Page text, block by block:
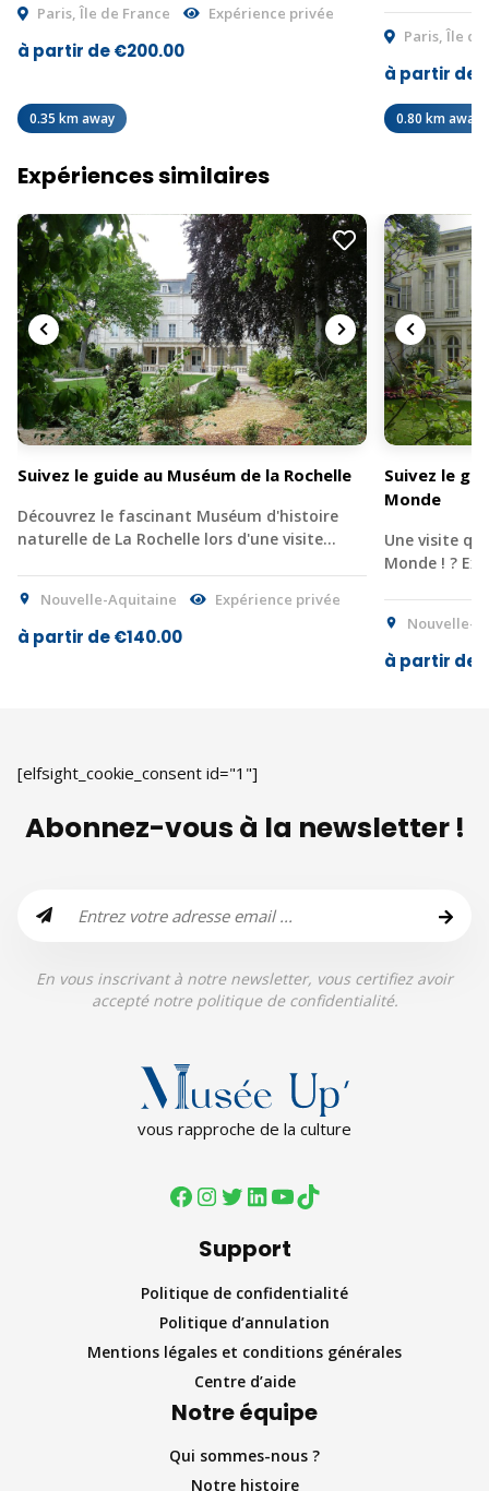
Paris, Île de France Expérience privée
à partir de €200.00
0.35 km away
Paris, Île
à partir de
0.80 km away
Expériences similaires
Suivez le guide au Muséum de la Rochelle
Découvrez le fascinant Muséum d'histoire
naturelle de La Rochelle lors d'une visite…
Nouvelle-Aquitaine Expérience privée
à partir de €140.00
Suivez le
Monde
Une visite
Monde ! ?
Nouvelle-
à partir de
[elfsight_cookie_consent id="1"]
Abonnez-vous à la newsletter !
En vous inscrivant à notre newsletter, vous certifiez avoir
accepté notre politique de confidentialité.
vous rapproche de la culture
Support
Politique de confidentialité
Politique d’annulation
Mentions légales et conditions générales
Centre d’aide
Notre équipe
Qui sommes-nous ?
Notre histoire